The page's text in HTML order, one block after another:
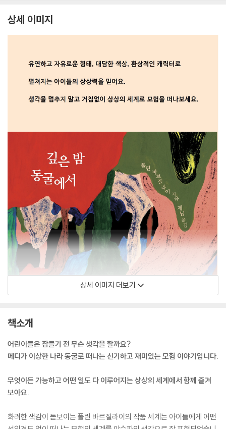
상세 이미지
상세 이미지 더보기
책소개
어린이들은 잠들기 전 무슨 생각을 할까요?
메디가 이상한 나라 동굴로 떠나는 신기하고 재미있는 모험 이야기입니다.
무엇이든 가능하고 어떤 일도 다 이루어지는 상상의 세계에서 함께 즐겨
보아요.
화려한 색감이 돋보이는 폴린 바르질라이의 작품 세계는 아이들에게 어떤